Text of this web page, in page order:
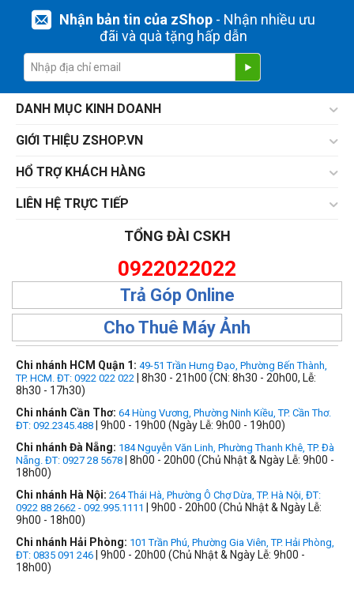
Nhận bản tin của zShop- Nhận nhiều ưu
đãi và quà tặng hấp dẫn
DANH MỤC KINH DOANH
GIỚI THIỆU ZSHOP.VN
HỔ TRỢ KHÁCH HÀNG
LIÊN HỆ TRỰC TIẾP
TỔNG ĐÀI CSKH
0922022022
Trả Góp Online
Cho Thuê Máy Ảnh
Chi nhánh HCM Quận 1: 49-51 Trần Hưng Đạo, Phường Bến Thành,
TP. HCM. ĐT: 0922 022 022 | 8h30 - 21h00 (CN: 8h30 - 20h00, Lễ:
8h30 - 17h30)
Chi nhánh Cần Thơ: 64 Hùng Vương, Phường Ninh Kiều, TP. Cần Thơ.
ĐT: 092.2345.488 | 9h00 - 19h00 (Ngày Lễ: 9h00 - 19h00)
Chi nhánh Đà Nẵng: 184 Nguyễn Văn Linh, Phường Thanh Khê, TP. Đà
Nẵng. ĐT: 0927 28 5678 | 8h00 - 20h00 (Chủ Nhật & Ngày Lễ: 9h00 -
18h00)
Chi nhánh Hà Nội: 264 Thái Hà, Phường Ô Chợ Dừa, TP. Hà Nội, ĐT:
0922 88 2662 - 092.995.1111
| 9h00 - 20h00 (Chủ Nhật & Ngày Lễ:
9h00 - 18h00)
Chi nhánh Hải Phòng: 101 Trần Phú, Phường Gia Viên, TP. Hải Phòng,
ĐT: 0835 091 246 | 9h00 - 20h00 (Chủ Nhật & Ngày Lễ: 9h00 -
18h00)